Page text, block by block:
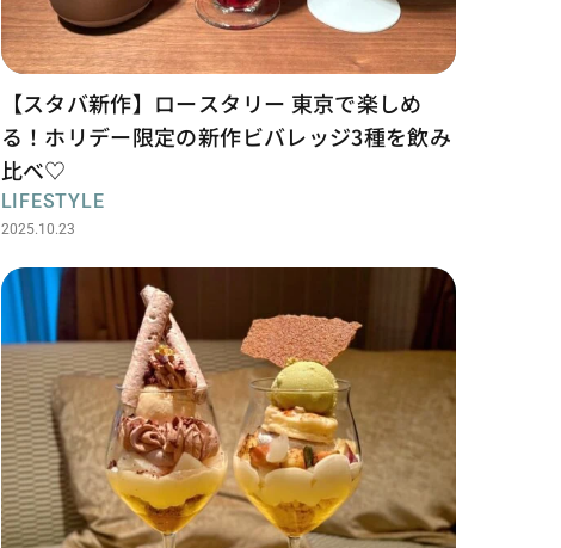
【スタバ新作】ロースタリー 東京で楽しめ
る！ホリデー限定の新作ビバレッジ3種を飲み
比べ♡
LIFESTYLE
2025.10.23